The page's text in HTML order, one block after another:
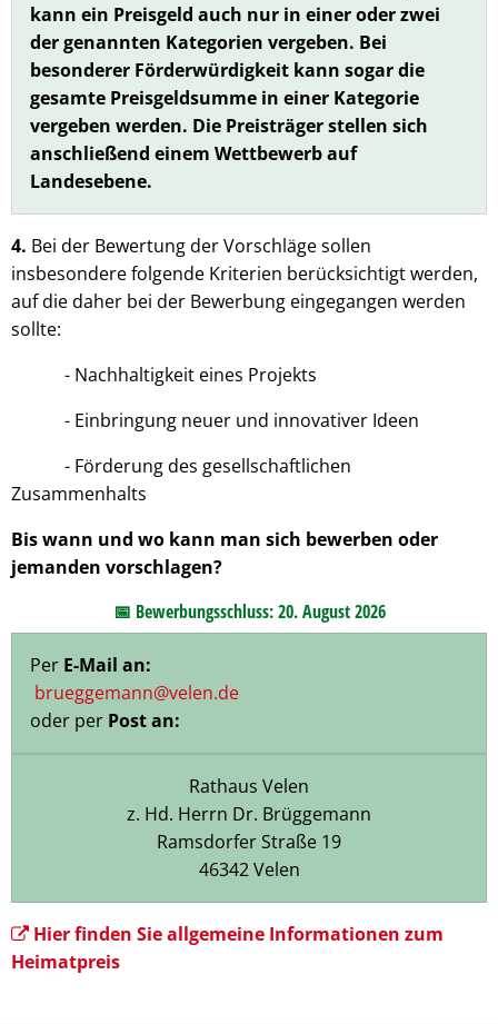
kann ein Preisgeld auch nur in einer oder zwei
der genannten Kategorien vergeben. Bei
besonderer Förderwürdigkeit kann sogar die
gesamte Preisgeldsumme in einer Kategorie
vergeben werden. Die Preisträger stellen sich
anschließend einem Wettbewerb auf
Landesebene.
4. Bei der Bewertung der Vorschläge sollen
insbesondere folgende Kriterien berücksichtigt werden,
auf die daher bei der Bewerbung eingegangen werden
sollte:
- Nachhaltigkeit eines Projekts
- Einbringung neuer und innovativer Ideen
- Förderung des gesellschaftlichen
Zusammenhalts
Bis wann und wo kann man sich bewerben oder
jemanden vorschlagen?
📅 Bewerbungsschluss:20. August 2026
Per E-Mail an:
brueggemann@velen.de
oder per Post an:
Rathaus Velen
z. Hd. Herrn Dr. Brüggemann
Ramsdorfer Straße 19
46342 Velen
Hier finden Sie allgemeine Informationen zum
Heimatpreis